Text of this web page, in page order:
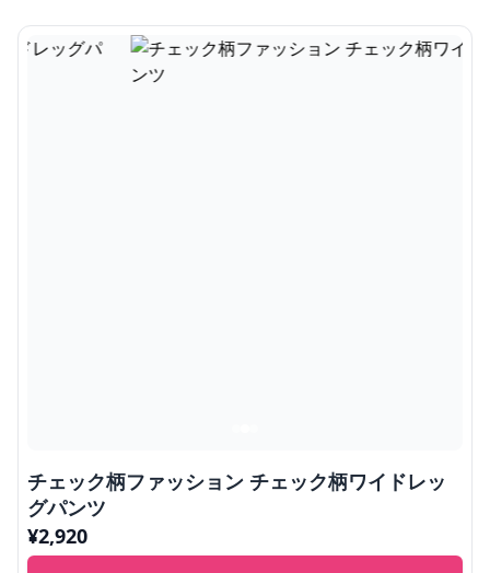
チェック柄ファッション チェック柄ワイドレッ
グパンツ
¥2,920